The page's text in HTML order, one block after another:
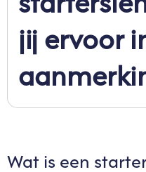
jij ervoor
Wat is een